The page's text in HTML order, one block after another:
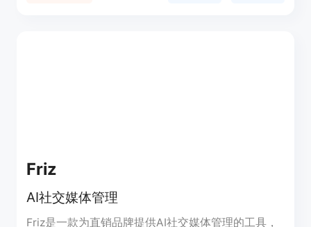
Friz
AI社交媒体管理
Friz是一款为直销品牌提供AI社交媒体管理的工具，